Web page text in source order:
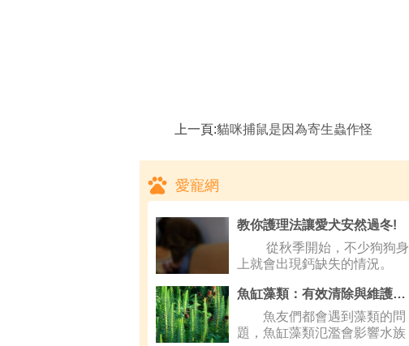
上一頁:貓咪捕鼠是因為寄生蟲作怪
愛寵網
教你護理法讓愛犬安然過冬!
從秋季開始，不少狗狗身
上就會出現鈣缺失的情況。
魚缸藻類：有效清除與維護方法
魚友們都會遇到藻類的問
題，魚缸藻類氾濫會影響水族